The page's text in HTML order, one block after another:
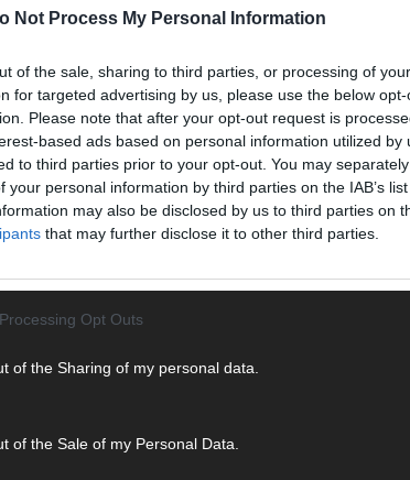
Not Process My Personal Information
of the sale, sharing to third parties, or processing of
for targeted advertising by us, please use the below
Please note that after your opt-out request is
based ads based on personal information utilized by
to third parties prior to your opt-out. You may
your personal information by third parties on the IAB’s
may also be disclosed by us to third parties on
that may further disclose it to other third parties.
Opt Outs
of the Sharing of my personal data.
of the Sale of my Personal Data.